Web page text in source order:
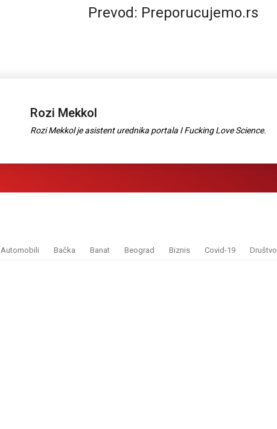
Prevod: Preporucujemo.rs
Rozi Mekkol
Rozi Mekkol je asistent urednika portala I Fucking Love Science.
Automobili Bačka Banat Beograd Biznis Covid-19 Društvo